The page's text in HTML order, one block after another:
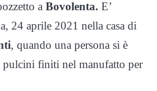
a Bovolenta. E’
24 aprile 2021 nella casa di
, quando una persona si è
pulcini finiti nel manufatto per